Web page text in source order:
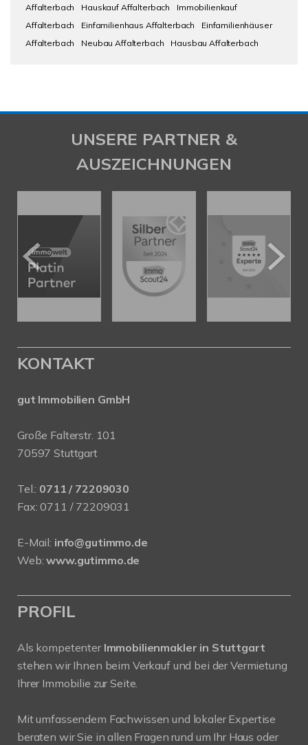
Affalterbach
Hauskauf Affalterbach
Immobilienkauf
Affalterbach
Einfamilienhaus Affalterbach
Einfamilienhäuser
Affalterbach
Neubau Affalterbach Hausbau Affalterbach
UNSERE PARTNER &
AUSZEICHNUNGEN
KONTAKT
gut Immobilien GmbH
Große Falterstr. 101
70597 Stuttgart
Tel.: 0711 / 72209030
Fax: 0711 / 72209031
E-Mail: info@gutimmo.de
Web:www.gutimmo.de
PROFIL
Als kompetenter Immobilienmakler in Stuttgart
stehen wir Ihnen beim Verkauf und bei der Vermietung
Ihrer Immobilie zur Seite.
Mit umfassendem Fachwissen und lokaler Expertise
beraten wir Sie in allen Fragen rund um Ihr Haus oder